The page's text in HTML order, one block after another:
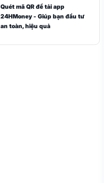
Quét mã QR để tải app
24HMoney - Giúp bạn đầu tư
an toàn, hiệu quả